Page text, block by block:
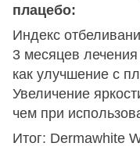
плацебо:
Индекс
3 месяцев
как улучшение с
Увеличение
чем при
Итог: Dermawhite